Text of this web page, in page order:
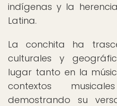
indígenas y la
Latina.
La conchita ha
culturales y
lugar tanto en la
contextos
demostrando su